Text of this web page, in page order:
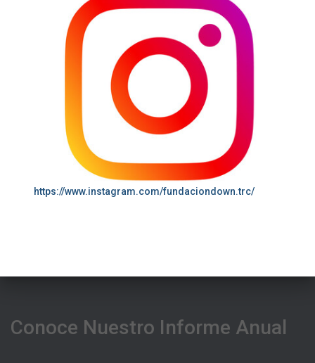
https://www.instagram.com/fundaciondown.trc/
Conoce Nuestro Informe Anual